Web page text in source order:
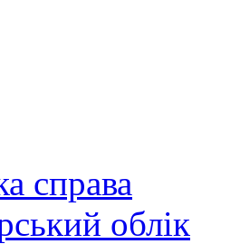
справа
облік